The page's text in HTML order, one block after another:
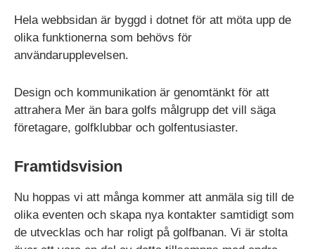
Hela webbsidan är byggd i dotnet för att möta upp de
olika funktionerna som behövs för
användarupplevelsen.
Design och kommunikation är genomtänkt för att
attrahera Mer än bara golfs målgrupp det vill säga
företagare, golfklubbar och golfentusiaster.
Framtidsvision
Nu hoppas vi att många kommer att anmäla sig till de
olika eventen och skapa nya kontakter samtidigt som
de utvecklas och har roligt på golfbanan. Vi är stolta